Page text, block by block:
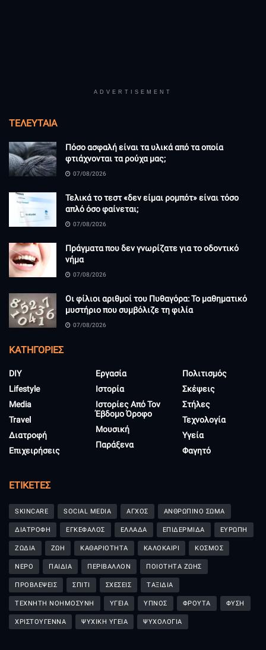
ADVERTISEMENT
ΤΕΛΕΥΤΑΊΑ
Πόσο ασφαλή είναι τα υλικά από τα οποία
φτιάχνονται τα ρούχα μας;
07/08/2026
Τελικά το τεστ «δεν είμαι ρομπότ» είναι τόσο
απλό όσο φαίνεται;
07/08/2026
Πράγματα που δεν γνωρίζατε για το οδοντικό
νήμα
07/08/2026
Οι φίλιοι αριθμοί του Πυθαγόρα: Το μαθηματικό
μυστήριο που συμβόλιζε τη φιλία
07/08/2026
KΑΤΗΓΟΡΊΕΣ
DIY
Lifestyle
Media
Travel
Διατροφή
Επιχειρήσεις
Εργασία
Ιστορία
Ιστορίες Από Τον
Έβδομο Όροφο
Μουσική
Παράξενα
Πολιτισμός
Σκέψεις
Στήλες
Τεχνολογία
Υγεία
Φαγητό
ΕΤΙΚΈΤΕΣ
SKINCARE SOCIAL MEDIA ΑΓΧΟΣ ΑΝΘΡΩΠΙΝΟ ΣΩΜΑ
ΔΙΑΤΡΟΦΗ ΕΓΚΕΦΑΛΟΣ ΕΛΛΑΔΑ ΕΠΙΔΕΡΜΙΔΑ ΕΥΡΩΠΗ
ΖΩΔΙΑ ΖΩΗ ΚΑΘΑΡΙΟΤΗΤΑ ΚΑΛΟΚΑΙΡΙ ΚΟΣΜΟΣ
ΝΕΡΟ ΠΑΙΔΙΑ ΠΕΡΙΒΑΛΛΟΝ ΠΟΙΟΤΗΤΑ ΖΩΗΣ
ΠΡΟΒΛΕΨΕΙΣ ΣΠΙΤΙ ΣΧΕΣΕΙΣ ΤΑΞΙΔΙΑ
ΤΕΧΝΗΤΗ ΝΟΗΜΟΣΥΝΗ ΥΓΕΙΑ ΥΠΝΟΣ ΦΡΟΥΤΑ ΦΥΣΗ
ΧΡΙΣΤΟΥΓΕΝΝΑ ΨΥΧΙΚΗ ΥΓΕΙΑ ΨΥΧΟΛΟΓΙΑ